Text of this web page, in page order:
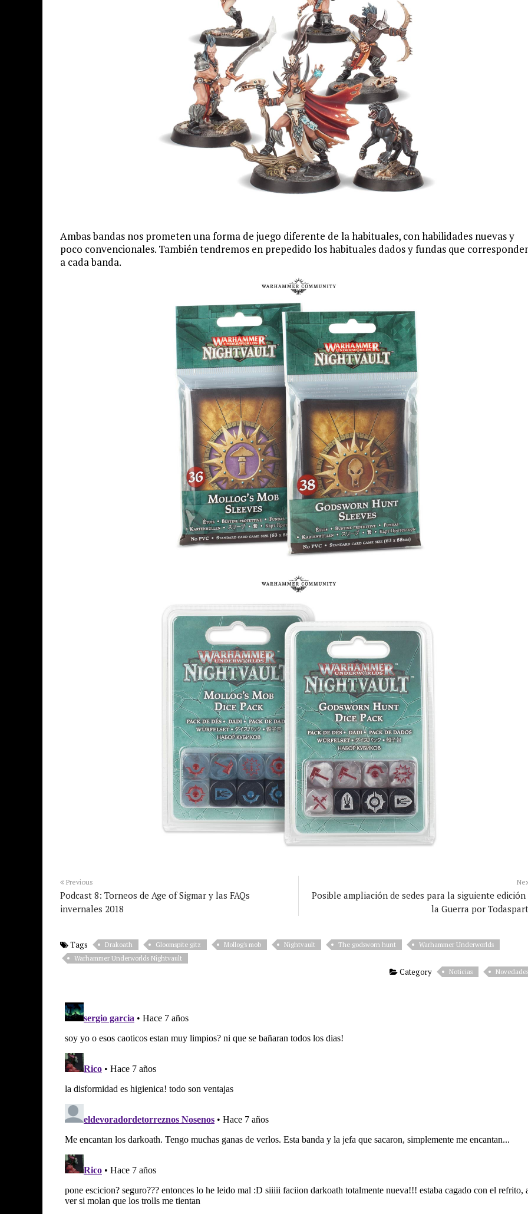
Ambas bandas nos prometen una forma de juego diferente de la habituales, con habilidades nuevas y
poco convencionales. También tendremos en prepedido los habituales dados y fundas que
a cada banda.
Previous
Podcast 8: Torneos de Age of Sigmar y las FAQs
invernales 2018
Posible ampliación de sedes para la siguiente edición
la Guerra por
Tags Drakoath Gloomspite gitz Mollog's mob Nightvault The godsworn hunt
Warhammer Underworlds
Warhammer Underworlds Nightvault
Category Noticias